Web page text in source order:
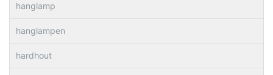
hanglamp
hanglampen
hardhout